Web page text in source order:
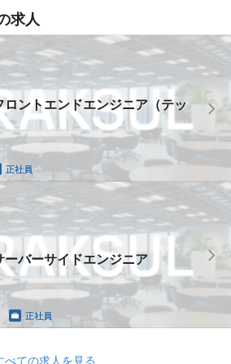
求人
ロントエンドエンジニア（テッ
正社員
ーバーサイドエンジニア
正社員
べての求人を見る